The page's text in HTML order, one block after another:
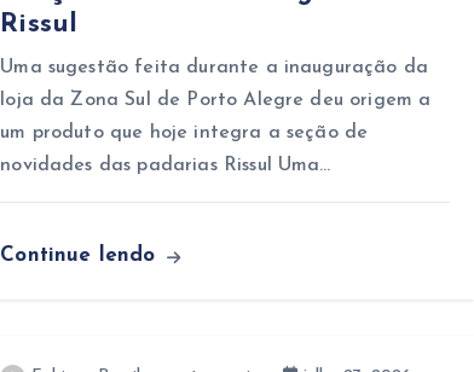
Rissul
Uma sugestão feita durante a inauguração da
loja da Zona Sul de Porto Alegre deu origem a
um produto que hoje integra a seção de
novidades das padarias Rissul Uma…
Continue lendo